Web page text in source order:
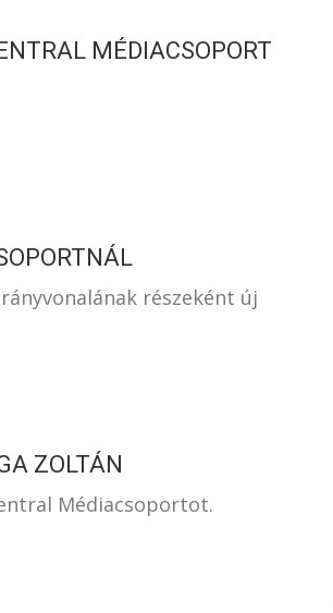
MÉDIACSOPORT
részeként új
ZOLTÁN
Médiacsoportot.